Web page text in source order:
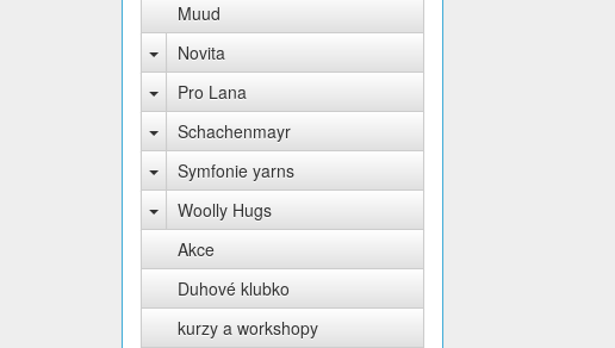
Muud
Novita
Pro Lana
Schachenmayr
Symfonie yarns
Woolly Hugs
Akce
Duhové klubko
kurzy a workshopy